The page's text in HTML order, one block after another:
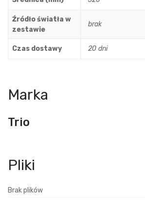
Źródło światła w
zestawie
brak
Czas dostawy 20 dni
Marka
Trio
Brak plików